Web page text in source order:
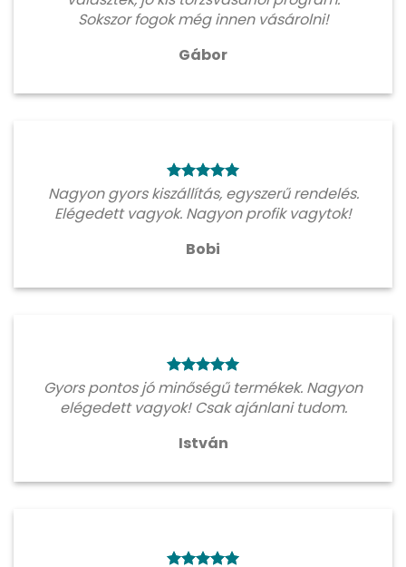
Sokszor fogok még innen vásárolni!
Gábor
Nagyon gyors kiszállítás, egyszerű rendelés.
Elégedett vagyok. Nagyon profik vagytok!
Bobi
Gyors pontos jó minőségű termékek. Nagyon
elégedett vagyok! Csak ajánlani tudom.
István